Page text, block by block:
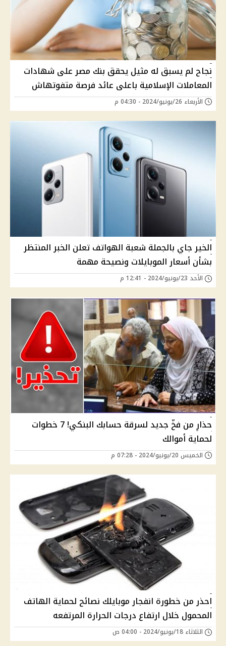
نجاح لم يسبق له مثيل يحقق بنك مصر على شهادات
المعاملات الإسلامية باعلى عائد فرصة متفوتهاش
الأربعاء 26/يونيو/2024 - 04:30 م
الخير جاي بالجملة شعبة الهواتف تعلن الخبر المنتظر
بشأن أسعار الموبايلات ونصيحة مهمة
الأحد 23/يونيو/2024 - 12:41 م
حذارِ من فخّ جديد لسرقة حسابك البنكي! 7 خطوات
لحماية أموالك
الخميس 20/يونيو/2024 - 07:28 م
احذر من خطورة انفجار موبايلك نصائح لحماية الهاتف
المحمول خلال ارتفاع درجات الحرارة المرتفعه
الثلاثاء 18/يونيو/2024 - 04:00 ص